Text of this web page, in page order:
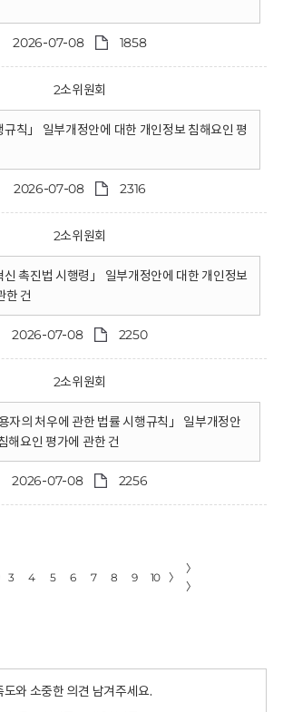
2026-07-08 1858
2소위원회
규칙」 일부개정안에 대한 개인정보 침해요인 평
2026-07-08 2316
2소위원회
신 촉진법 시행령」 일부개정안에 대한 개인정보
한 건
2026-07-08 2250
2소위원회
자의 처우에 관한 법률 시행규칙」 일부개정안
해요인 평가에 관한 건
2026-07-08 2256
3 4 5 6 7 8 9 10 〉
〉
〉
와 소중한 의견 남겨주세요.